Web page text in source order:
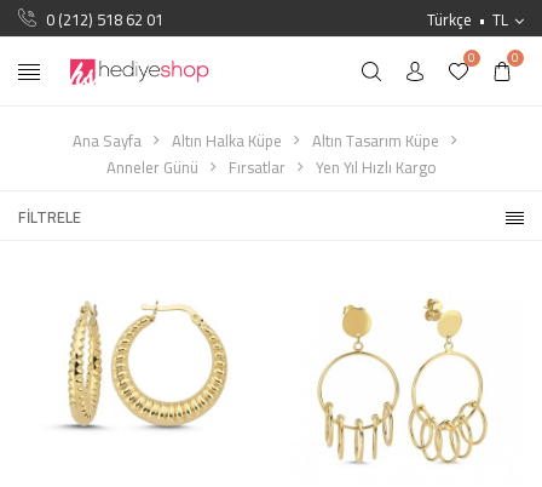
0 (212) 518 62 01 Türkçe TL
0 0
Ana Sayfa Altın Halka Küpe
Altın Tasarım Küpe
Anneler Günü
Fırsatlar
Yen Yıl Hızlı Kargo
FILTRELE